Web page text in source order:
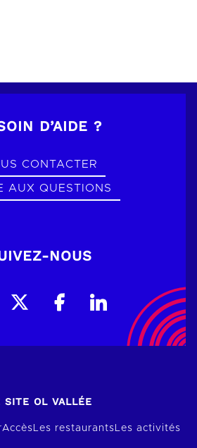
D’AIDE ?
CONTACTER
AUX QUESTIONS
NOUS
SITE OL VALLÉE
Accès Les restaurants Les activités